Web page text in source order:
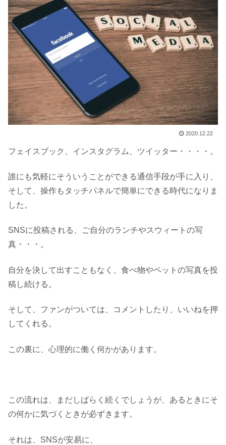
2020.12.22
フェイスブック、インスタグラム、ツイッター・・・・。
誰にも気軽にそういうことができる通信手段が手に入り、
そして、操作もタッチパネルで簡単にできる時代になりま
した。
SNSに投稿される、ご自分のランチやスウィートの写
真・・・。
自分を決して出すこともなく、食べ物やペットの写真を投
稿し続ける。
そして、ファンがついては、コメントしたり、いいねを押
してくれる。
この裏に、心理的に働く何かがあります。
この流れは、まだしばらく続くでしょうが、あるときにそ
の何かに気づくときが必ずきます。
それは、SNSが安易に、